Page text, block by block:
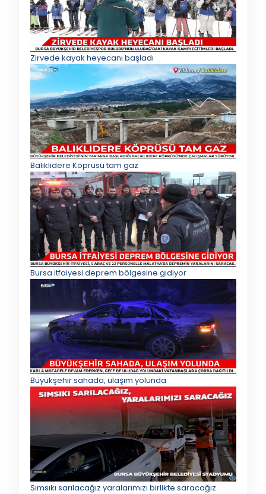
Zirvede kayak heyecanı başladı
Balıklıdere Köprüsü tam gaz
Bursa itfaiyesi deprem bölgesine gidiyor
Büyükşehir sahada, ulaşım yolunda
Sımsıkı sarılacağız yaralarımızı birlikte saracağız